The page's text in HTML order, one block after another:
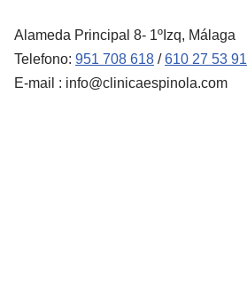
Alameda Principal 8- 1ºIzq, Málaga
Telefono: 951 708 618 /610 27 53 91
E-mail : info@clinicaespinola.com